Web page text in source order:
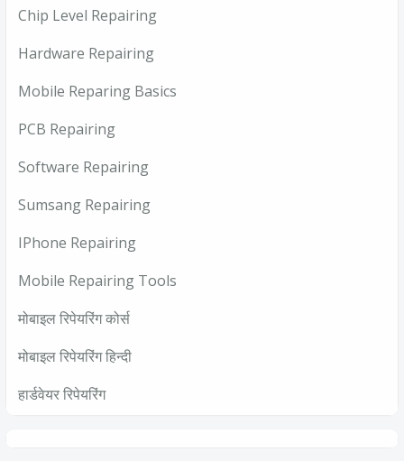
Chip Level Repairing
Hardware Repairing
Mobile Reparing Basics
PCB Repairing
Software Repairing
Sumsang Repairing
IPhone Repairing
Mobile Repairing Tools
मोबाइल रिपेयरिंग कोर्स
मोबाइल रिपेयरिंग हिन्दी
हार्डवेयर रिपेयरिंग